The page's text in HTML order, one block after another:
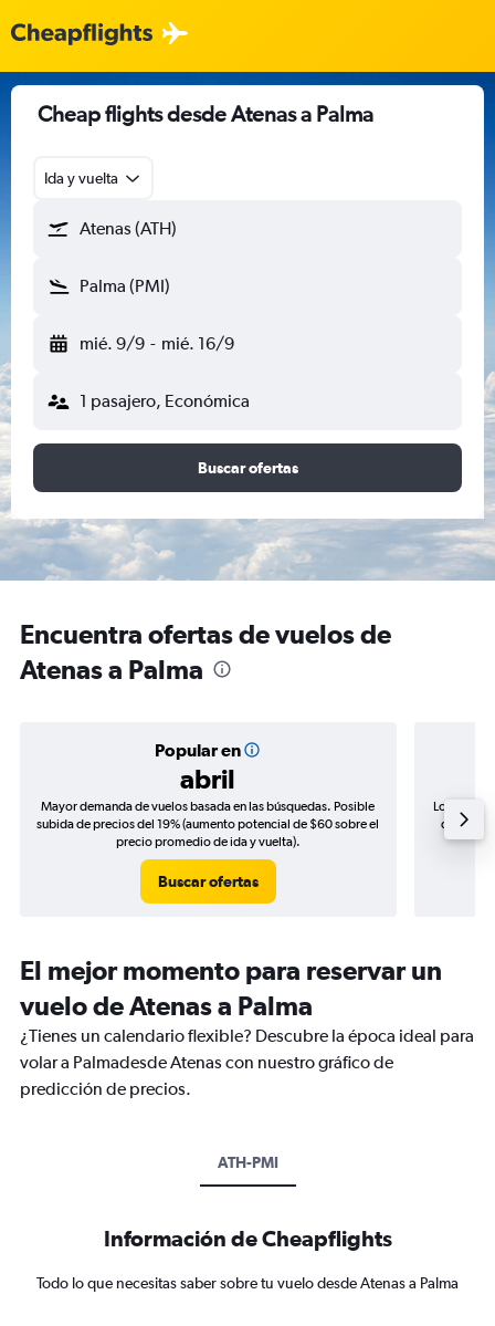
Cheap flights desde Atenas a Palma
Ida y vuelta
Atenas (ATH)
Palma (PMI)
mié. 9/9 - mié. 16/9
1 pasajero, Económica
Buscar ofertas
Encuentra ofertas de vuelos de
Atenas a Palma
Popular en
abril
Mayor demanda de vuelos basada en las búsquedas. Posible
subida de precios del 19% (aumento potencial de $60 sobre el
precio promedio de ida y vuelta).
Buscar ofertas
Los
de
El mejor momento para reservar un
vuelo de Atenas a Palma
¿Tienes un calendario flexible? Descubre la época ideal para
volar a Palmadesde Atenas con nuestro gráfico de
predicción de precios.
ATH-PMI
Información de Cheapflights
Todo lo que necesitas saber sobre tu vuelo desde Atenas a Palma